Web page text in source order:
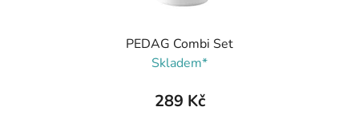
PEDAG Combi Set
Skladem*
289 Kč